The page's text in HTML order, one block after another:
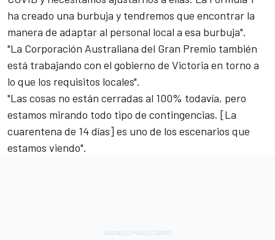
ha creado una burbuja y tendremos que encontrar la
manera de adaptar al personal local a esa burbuja".
"La Corporación Australiana del Gran Premio también
está trabajando con el gobierno de Victoria en torno a
lo que los requisitos locales".
"Las cosas no están cerradas al 100% todavía, pero
estamos mirando todo tipo de contingencias. [La
cuarentena de 14 días] es uno de los escenarios que
estamos viendo".